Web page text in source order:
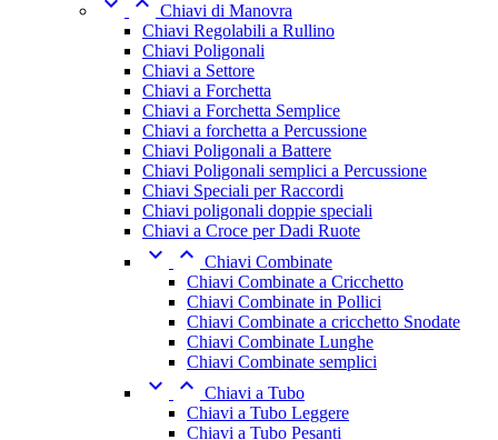
Chiavi di Manovra
Chiavi Regolabili a Rullino
Chiavi Poligonali
Chiavi a Settore
Chiavi a Forchetta
Chiavi a Forchetta Semplice
Chiavi a forchetta a Percussione
Chiavi Poligonali a Battere
Chiavi Poligonali semplici a Percussione
Chiavi Speciali per Raccordi
Chiavi poligonali doppie speciali
Chiavi a Croce per Dadi Ruote
  Chiavi Combinate
Chiavi Combinate a Cricchetto
Chiavi Combinate in Pollici
Chiavi Combinate a cricchetto Snodate
Chiavi Combinate Lunghe
Chiavi Combinate semplici
  Chiavi a Tubo
Chiavi a Tubo Leggere
Chiavi a Tubo Pesanti